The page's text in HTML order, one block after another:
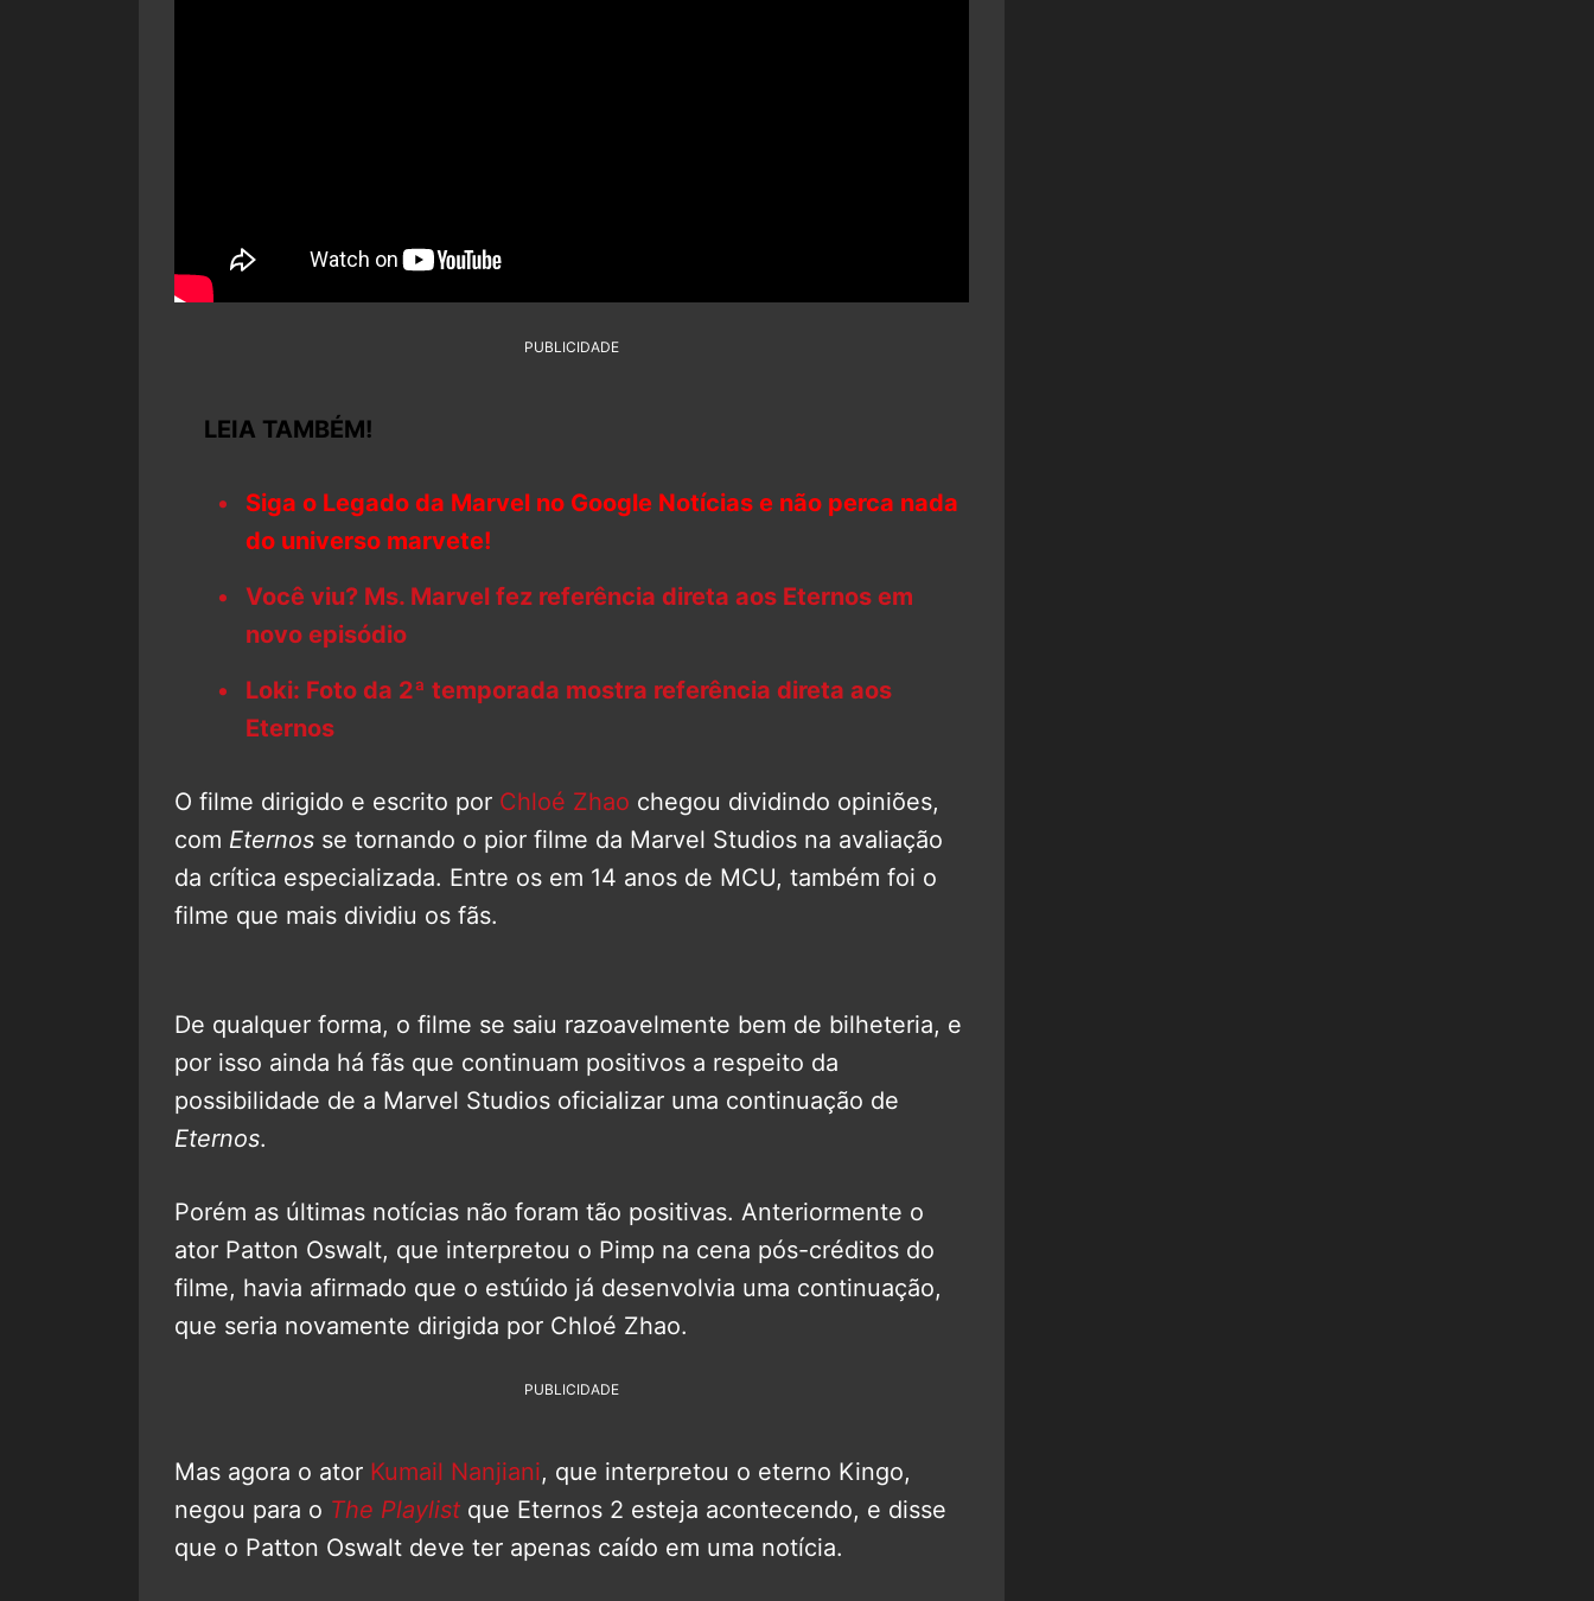
PUBLICIDADE
LEIA TAMBÉM!
Siga o Legado da Marvel no Google Notícias e não perca nada
do universo marvete!
Você viu? Ms. Marvel fez referência direta aos Eternos em
novo episódio
Loki: Foto da 2ª temporada mostra referência direta aos
Eternos
O filme dirigido e escrito por Chloé Zhao chegou dividindo opiniões,
com Eternos se tornando o pior filme da Marvel Studios na avaliação
da crítica especializada. Entre os em 14 anos de MCU, também foi o
filme que mais dividiu os fãs.
De qualquer forma, o filme se saiu razoavelmente bem de bilheteria, e
por isso ainda há fãs que continuam positivos a respeito da
possibilidade de a Marvel Studios oficializar uma continuação de
Eternos.
Porém as últimas notícias não foram tão positivas. Anteriormente o
ator Patton Oswalt, que interpretou o Pimp na cena pós-créditos do
filme, havia afirmado que o estúido já desenvolvia uma continuação,
que seria novamente dirigida por Chloé Zhao.
PUBLICIDADE
Mas agora o ator Kumail Nanjiani, que interpretou o eterno Kingo,
negou para o The Playlist que Eternos 2 esteja acontecendo, e disse
que o Patton Oswalt deve ter apenas caído em uma notícia.